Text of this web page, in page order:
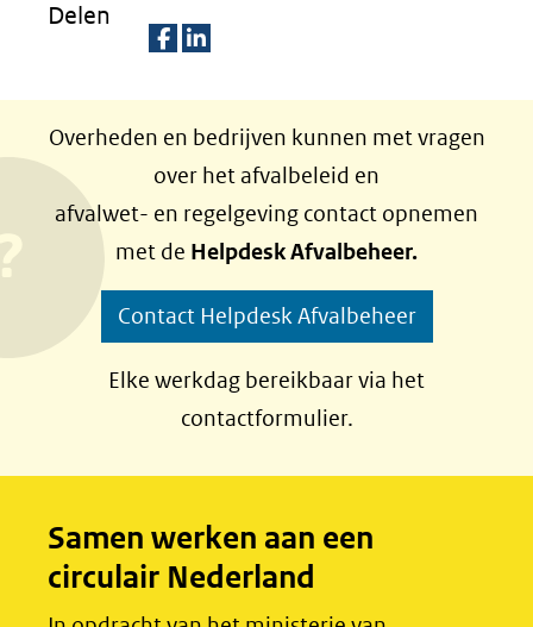
Delen
l
e
n
o
p
F
b
o
k
(opent
l
e
n
o
p
L
e
I
n
(opent
Overheden en bedrijven kunnen met vragen
over het afvalbeleid en
afvalwet- en regelgeving contact opnemen
met de Helpdesk Afvalbeheer.
Contact Helpdesk Afvalbeheer
Elke werkdag bereikbaar via het
contactformulier.
Samen werken aan een
circulair Nederland